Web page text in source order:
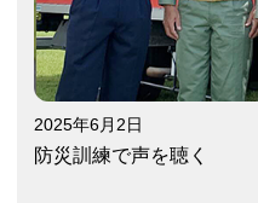
2025年6月2日
防災訓練で声を聴く